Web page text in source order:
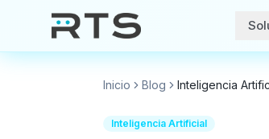
Inicio Blog Inteligencia
Inteligencia Artificial